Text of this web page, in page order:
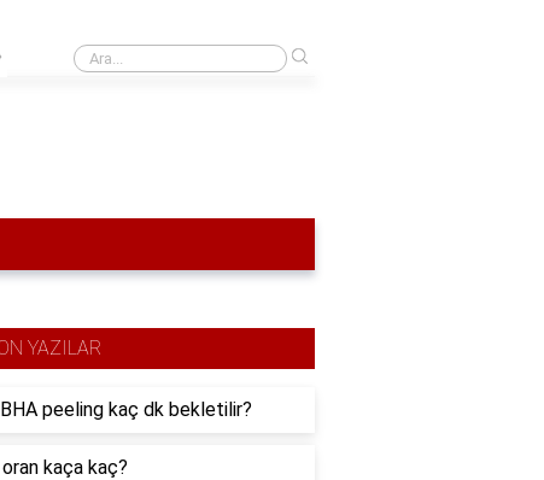
Rutil elektrotunun adı nedir?
YAZILAR
peeling kaç dk bekletilir?
kaça kaç?